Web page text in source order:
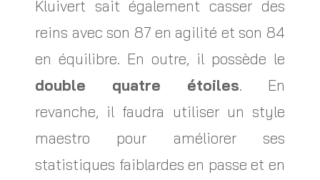
Kluivert sait également casser des
reins avec son 87 en agilité et son 84
en équilibre. En outre, il possède le
double quatre étoiles. En
revanche, il faudra utiliser un style
maestro pour améliorer ses
statistiques faiblardes en passe et en